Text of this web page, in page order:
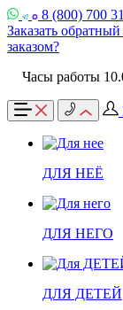
8 (800) 700
Заказать обратный
заказом?
Часы работы
ДЛЯ НЕЁ
ДЛЯ НЕГО
ДЛЯ ДЕТЕЙ